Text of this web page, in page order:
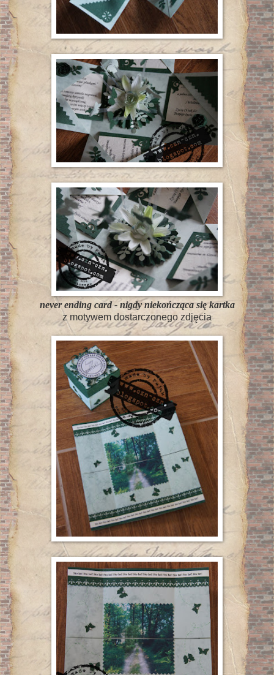
never ending card - nigdy niekończąca się kartka
z motywem dostarczonego zdjęcia